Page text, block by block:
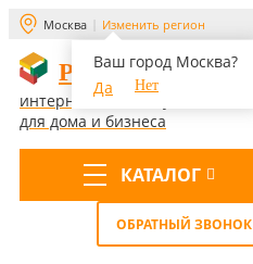
Москва Изменить регион
Ваш город Москва?
Да
Нет
PACK-STORE
интернет-магазин упаковки
для дома и бизнеса
КАТАЛОГ
ОБРАТНЫЙ ЗВОНОК